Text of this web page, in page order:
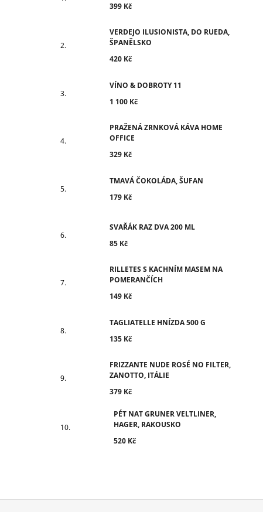
399 Kč
VERDEJO ILUSIONISTA, DO RUEDA,
ŠPANĚLSKO
420 Kč
VÍNO & DOBROTY 11
1 100 Kč
PRAŽENÁ ZRNKOVÁ KÁVA HOME
OFFICE
329 Kč
TMAVÁ ČOKOLÁDA, ŠUFAN
179 Kč
SVAŘÁK RAZ DVA 200 ML
85 Kč
RILLETES S KACHNÍM MASEM NA
POMERANČÍCH
149 Kč
TAGLIATELLE HNÍZDA 500 G
135 Kč
FRIZZANTE NUDE ROSÉ NO FILTER,
ZANOTTO, ITÁLIE
379 Kč
PÉT NAT GRUNER VELTLINER,
HAGER, RAKOUSKO
520 Kč